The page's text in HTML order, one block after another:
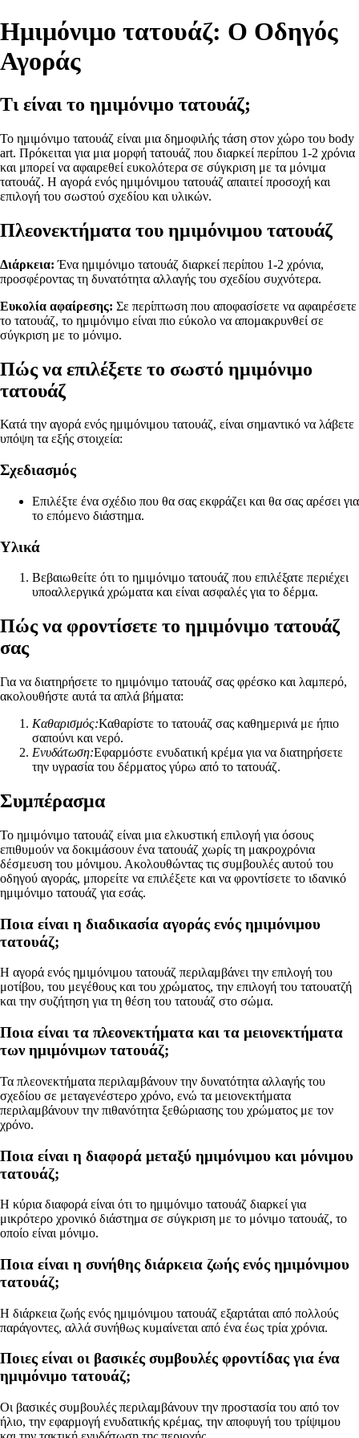
Ημιμόνιμο τατουάζ: Ο Οδηγός
Αγοράς
Τι είναι το ημιμόνιμο τατουάζ;
Το ημιμόνιμο τατουάζ είναι μια δημοφιλής τάση στον χώρο του body
art. Πρόκειται για μια μορφή τατουάζ που διαρκεί περίπου 1-2 χρόνια
και μπορεί να αφαιρεθεί ευκολότερα σε σύγκριση με τα μόνιμα
τατουάζ. Η αγορά ενός ημιμόνιμου τατουάζ απαιτεί προσοχή και
επιλογή του σωστού σχεδίου και υλικών.
Πλεονεκτήματα του ημιμόνιμου τατουάζ
Διάρκεια: Ένα ημιμόνιμο τατουάζ διαρκεί περίπου 1-2 χρόνια,
προσφέροντας τη δυνατότητα αλλαγής του σχεδίου συχνότερα.
Ευκολία αφαίρεσης: Σε περίπτωση που αποφασίσετε να αφαιρέσετε
το τατουάζ, το ημιμόνιμο είναι πιο εύκολο να απομακρυνθεί σε
σύγκριση με το μόνιμο.
Πώς να επιλέξετε το σωστό ημιμόνιμο
τατουάζ
Κατά την αγορά ενός ημιμόνιμου τατουάζ, είναι σημαντικό να λάβετε
υπόψη τα εξής στοιχεία:
Σχεδιασμός
Επιλέξτε ένα σχέδιο που θα σας εκφράζει και θα σας αρέσει για
το επόμενο διάστημα.
Υλικά
Βεβαιωθείτε ότι το ημιμόνιμο τατουάζ που επιλέξατε περιέχει
υποαλλεργικά χρώματα και είναι ασφαλές για το δέρμα.
Πώς να φροντίσετε το ημιμόνιμο τατουάζ
σας
Για να διατηρήσετε το ημιμόνιμο τατουάζ σας φρέσκο και λαμπερό,
ακολουθήστε αυτά τα απλά βήματα:
Καθαρισμός:Καθαρίστε το τατουάζ σας καθημερινά με ήπιο
σαπούνι και νερό.
Ενυδάτωση:Εφαρμόστε ενυδατική κρέμα για να διατηρήσετε
την υγρασία του δέρματος γύρω από το τατουάζ.
Συμπέρασμα
Το ημιμόνιμο τατουάζ είναι μια ελκυστική επιλογή για όσους
επιθυμούν να δοκιμάσουν ένα τατουάζ χωρίς τη μακροχρόνια
δέσμευση του μόνιμου. Ακολουθώντας τις συμβουλές αυτού του
οδηγού αγοράς, μπορείτε να επιλέξετε και να φροντίσετε το ιδανικό
ημιμόνιμο τατουάζ για εσάς.
Ποια είναι η διαδικασία αγοράς ενός ημιμόνιμου
τατουάζ;
Η αγορά ενός ημιμόνιμου τατουάζ περιλαμβάνει την επιλογή του
μοτίβου, του μεγέθους και του χρώματος, την επιλογή του τατουατζή
και την συζήτηση για τη θέση του τατουάζ στο σώμα.
Ποια είναι τα πλεονεκτήματα και τα μειονεκτήματα
των ημιμόνιμων τατουάζ;
Τα πλεονεκτήματα περιλαμβάνουν την δυνατότητα αλλαγής του
σχεδίου σε μεταγενέστερο χρόνο, ενώ τα μειονεκτήματα
περιλαμβάνουν την πιθανότητα ξεθώριασης του χρώματος με τον
χρόνο.
Ποια είναι η διαφορά μεταξύ ημιμόνιμου και μόνιμου
τατουάζ;
Η κύρια διαφορά είναι ότι το ημιμόνιμο τατουάζ διαρκεί για
μικρότερο χρονικό διάστημα σε σύγκριση με το μόνιμο τατουάζ, το
οποίο είναι μόνιμο.
Ποια είναι η συνήθης διάρκεια ζωής ενός ημιμόνιμου
τατουάζ;
Η διάρκεια ζωής ενός ημιμόνιμου τατουάζ εξαρτάται από πολλούς
παράγοντες, αλλά συνήθως κυμαίνεται από ένα έως τρία χρόνια.
Ποιες είναι οι βασικές συμβουλές φροντίδας για ένα
ημιμόνιμο τατουάζ;
Οι βασικές συμβουλές περιλαμβάνουν την προστασία του από τον
ήλιο, την εφαρμογή ενυδατικής κρέμας, την αποφυγή του τρίψιμου